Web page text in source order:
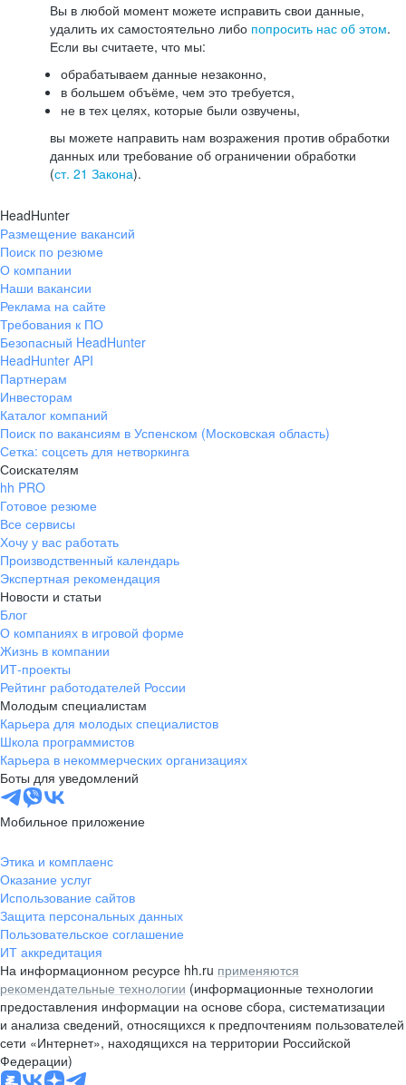
Вы в любой момент можете исправить свои данные,
удалить их самостоятельно либо попросить нас об этом.
Если вы считаете, что мы:
обрабатываем данные незаконно,
в большем объёме, чем это требуется,
не в тех целях, которые были озвучены,
вы можете направить нам возражения против обработки
данных или требование об ограничении обработки
(ст. 21 Закона).
HeadHunter
Размещение вакансий
Поиск по резюме
О компании
Наши вакансии
Реклама на сайте
Требования к ПО
Безопасный HeadHunter
HeadHunter API
Партнерам
Инвесторам
Каталог компаний
Поиск по вакансиям в Успенском (Московская область)
Сетка: соцсеть для нетворкинга
Соискателям
hh PRO
Готовое резюме
Все сервисы
Хочу у вас работать
Производственный календарь
Экспертная рекомендация
Новости и статьи
Блог
О компаниях в игровой форме
Жизнь в компании
ИТ-проекты
Рейтинг работодателей России
Молодым специалистам
Карьера для молодых специалистов
Школа программистов
Карьера в некоммерческих организациях
Боты для уведомлений
Мобильное приложение
Этика и комплаенс
Оказание услуг
Использование сайтов
Защита персональных данных
Пользовательское соглашение
ИТ аккредитация
На информационном ресурсе hh.ru применяются
рекомендательные технологии (информационные технологии
предоставления информации на основе сбора, систематизации
и анализа сведений, относящихся к предпочтениям пользователей
сети «Интернет», находящихся на территории Российской
Федерации)